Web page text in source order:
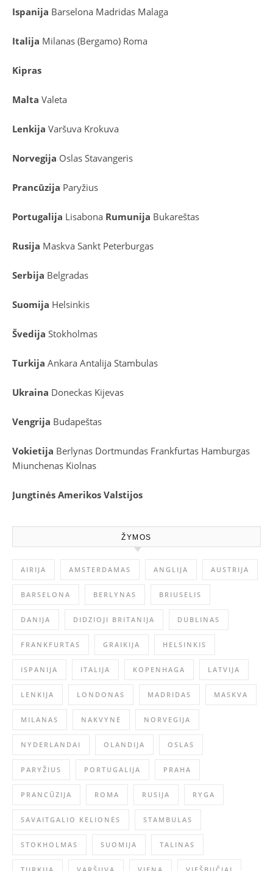
Ispanija Barselona Madridas Malaga
Italija Milanas (Bergamo) Roma
Kipras
Malta Valeta
Lenkija Varšuva Krokuva
Norvegija Oslas Stavangeris
Prancūzija Paryžius
Portugalija Lisabona Rumunija Bukareštas
Rusija Maskva Sankt Peterburgas
Serbija Belgradas
Suomija Helsinkis
Švedija Stokholmas
Turkija Ankara Antalija Stambulas
Ukraina Doneckas Kijevas
Vengrija Budapeštas
Vokietija Berlynas Dortmundas Frankfurtas Hamburgas
Miunchenas Kiolnas
Jungtinės Amerikos Valstijos
ŽYMOS
AIRIJA AMSTERDAMAS ANGLIJA AUSTRIJA
BARSELONA BERLYNAS BRIUSELIS
DANIJA DIDZIOJI BRITANIJA DUBLINAS
FRANKFURTAS GRAIKIJA HELSINKIS
ISPANIJA ITALIJA KOPENHAGA LATVIJA
LENKIJA LONDONAS MADRIDAS MASKVA
MILANAS NAKVYNĖ NORVEGIJA
NYDERLANDAI OLANDIJA OSLAS
PARYŽIUS PORTUGALIJA PRAHA
PRANCŪZIJA ROMA RUSIJA RYGA
SAVAITGALIO KELIONĖS STAMBULAS
STOKHOLMAS SUOMIJA TALINAS